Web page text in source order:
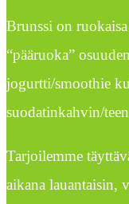
Brunssi on
“pääruoka”
jogurtti/smoothie
suodatinkahvin/
Tarjoilemme
aikana lauantaisin,